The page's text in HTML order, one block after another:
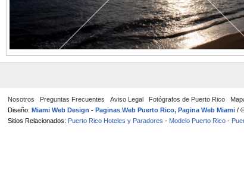
Nosotros Preguntas Frecuentes Aviso Legal Fotógrafos de Puerto Rico
Diseño: Miami Web Design - Paginas Web Puerto Rico, Pagina Web Miami /
Sitios Relacionados: Puerto Rico Hoteles y Paradores - Modelo Puerto Rico -